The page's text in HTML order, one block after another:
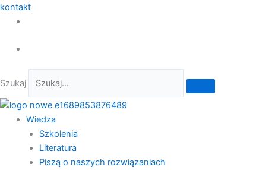
kontakt
Szukaj
Wiedza
Szkolenia
Literatura
Piszą o naszych rozwiązaniach